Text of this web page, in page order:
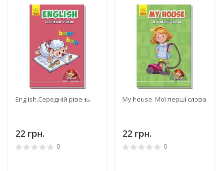
English.Середній рівень
22 грн.
0
My house. Мої перші слова
22 грн.
0